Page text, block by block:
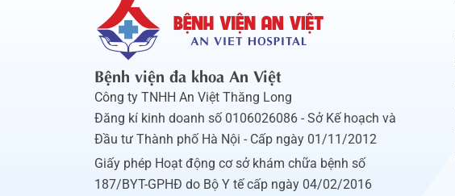
Bệnh viện đa khoa An Việt
Công ty TNHH An Việt Thăng Long
Đăng kí kinh doanh số 0106026086 - Sở Kế hoạch và
Đầu tư Thành phố Hà Nội - Cấp ngày 01/11/2012
Giấy phép Hoạt động cơ sở khám chữa bệnh số
187/BYT-GPHĐ do Bộ Y tế cấp ngày 04/02/2016